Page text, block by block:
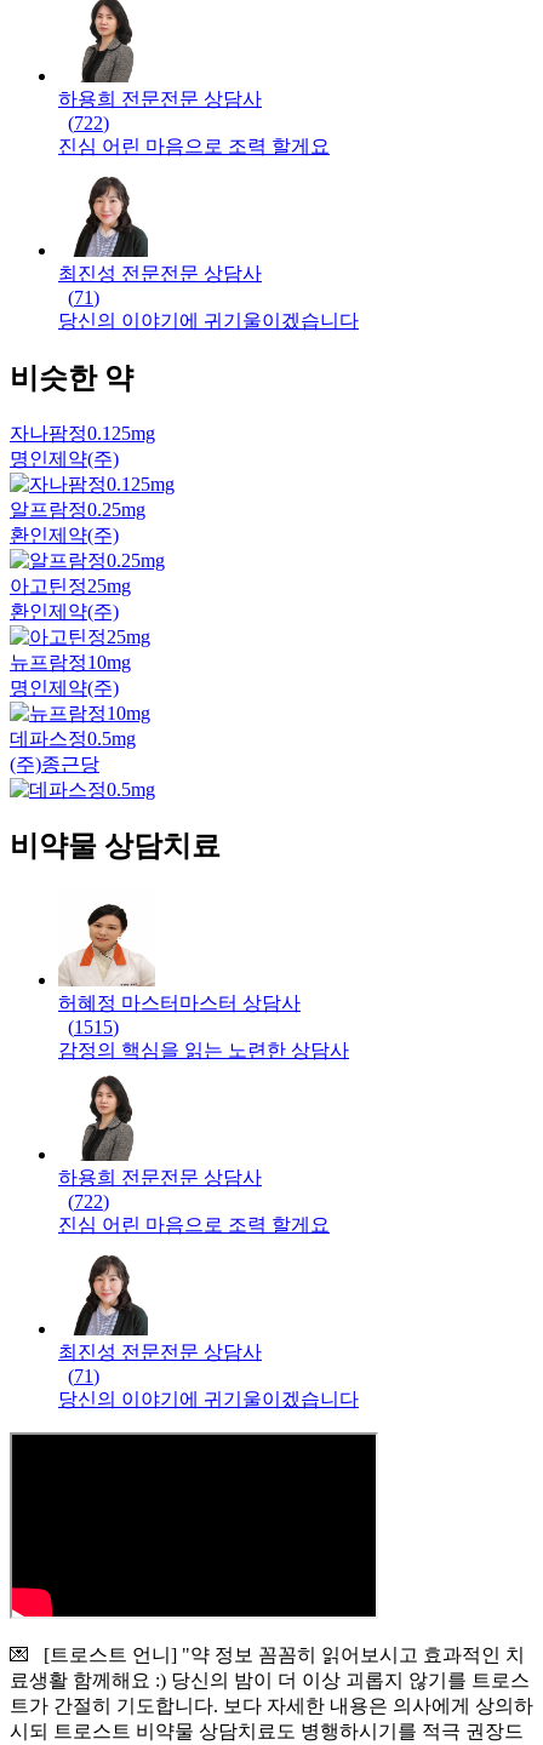
하용희 전문전문 상담사
(722)
진심 어린 마음으로 조력 할게요
최진성 전문전문 상담사
(71)
당신의 이야기에 귀기울이겠습니다
비슷한 약
자나팜정0.125mg
명인제약(주)
알프람정0.25mg
환인제약(주)
아고틴정25mg
환인제약(주)
뉴프람정10mg
명인제약(주)
데파스정0.5mg
(주)종근당
비약물 상담치료
허혜정 마스터 마스터 상담사
(1515)
감정의 핵심을 읽는 노련한 상담사
하용희 전문전문 상담사
(722)
진심 어린 마음으로 조력 할게요
최진성 전문전문 상담사
(71)
당신의 이야기에 귀기울이겠습니다
💌 [트로스트 언니] "약 정보 꼼꼼히 읽어보시고 효과적인 치
료생활 함께해요 :) 당신의 밤이 더 이상 괴롭지 않기를 트로스
트가 간절히 기도합니다. 보다 자세한 내용은 의사에게 상의하
시되 트로스트 비약물 상담치료도 병행하시기를 적극 권장드